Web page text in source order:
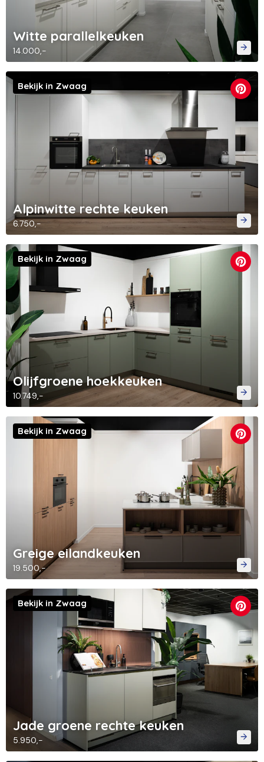
Witte parallelkeuken
14.000,-
Alpinwitte rechte keuken
6.750,-
Bekijk in Zwaag
Olijfgroene hoekkeuken
10.749,-
Bekijk in Zwaag
Greige eilandkeuken
19.500,-
Bekijk in Zwaag
Jade groene rechte keuken
5.950,-
Bekijk in Zwaag